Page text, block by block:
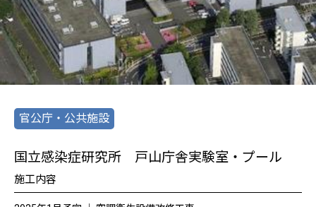
官公庁・公共施設
国立感染症研究所 戸山庁舎実験室・プール
施工内容